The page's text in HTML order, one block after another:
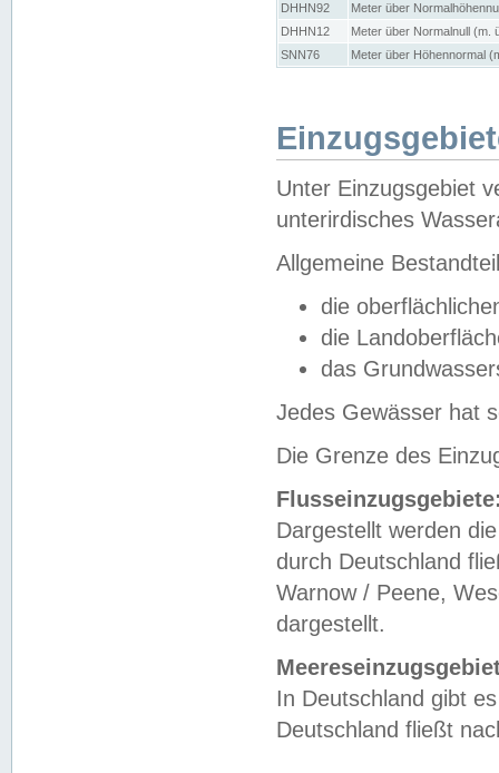
DHHN92
Meter über
DHHN12
Meter über Normalnull (m.
SNN76
Meter über Höhennormal
Unter Einzugsgebiet
unterirdisches
Allgemeine
die
die
das
Jedes Gewässer hat
Die Grenze des
Dargestellt werden
durch Deutschland
Warnow / Peene,
dargestellt.
In Deutschland gibt
Deutschland fließt